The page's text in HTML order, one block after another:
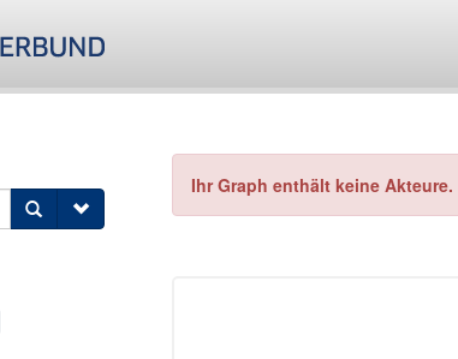
Ihr Graph enthält keine Akteure.